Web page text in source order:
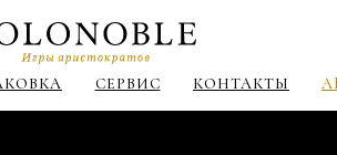
СЕРВИС КОНТАКТЫ